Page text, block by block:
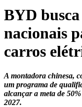
BYD
nacionais
carros
A montadora chinesa,
um programa de
alcançar a meta de
2027.